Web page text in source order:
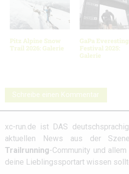
Pitz Alpine Snow
Trail 2026: Galerie
GaPa Everesting
Festival 2025:
Galerie
Schreibe einen Kommentar
xc-run.de ist DAS
aktuellen News aus der
Trailrunning-Community und
deine Lieblingssportart wissen